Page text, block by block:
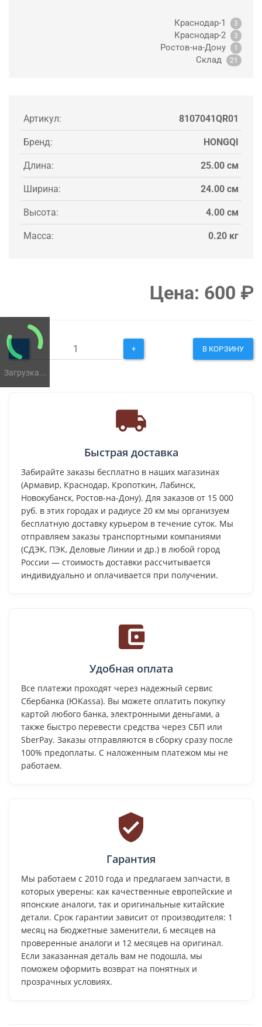
Загрузка...
Краснодар-1 3
Краснодар-2 3
Ростов-на-Дону 1
Склад 21
Артикул: 8107041QR01
Бренд: HONGQI
Длина: 25.00 см
Ширина: 24.00 см
Высота: 4.00 см
Масса: 0.20 кг
Цена: 600 ₽
- + В КОРЗИНУ
Быстрая доставка
Забирайте заказы бесплатно в наших магазинах
(Армавир, Краснодар, Кропоткин, Лабинск,
Новокубанск, Ростов-на-Дону). Для заказов от 15 000
руб. в этих городах и радиусе 20 км мы организуем
бесплатную доставку курьером в течение суток. Мы
отправляем заказы транспортными компаниями
(СДЭК, ПЭК, Деловые Линии и др.) в любой город
России — стоимость доставки рассчитывается
индивидуально и оплачивается при получении.
Удобная оплата
Все платежи проходят через надежный сервис
Сбербанка (ЮKassa). Вы можете оплатить покупку
картой любого банка, электронными деньгами, а
также быстро перевести средства через СБП или
SberPay. Заказы отправляются в сборку сразу после
100% предоплаты. С наложенным платежом мы не
работаем.
Гарантия
Мы работаем с 2010 года и предлагаем запчасти, в
которых уверены: как качественные европейские и
японские аналоги, так и оригинальные китайские
детали. Срок гарантии зависит от производителя: 1
месяц на бюджетные заменители, 6 месяцев на
проверенные аналоги и 12 месяцев на оригинал.
Если заказанная деталь вам не подошла, мы
поможем оформить возврат на понятных и
прозрачных условиях.